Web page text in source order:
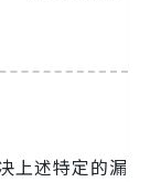
上述特定的漏